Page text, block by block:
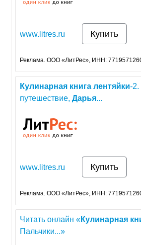
www.litres.ru Купить
Реклама. ООО «ЛитРес», ИНН:
Кулинарная книга лентяйки-2.
путешествие,Дарья...
www.litres.ru Купить
Реклама. ООО «ЛитРес», ИНН:
Читать онлайн «Кулинарная
Пальчики...»